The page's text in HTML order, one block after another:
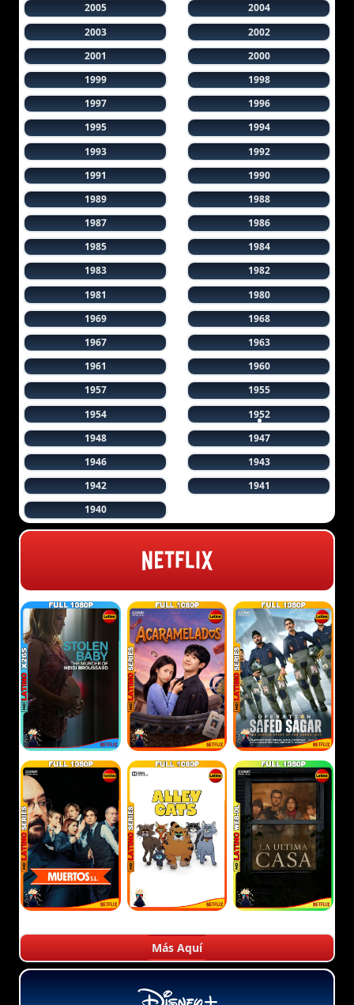
2005
2004
2003
2002
2001
2000
1999
1998
1997
1996
1995
1994
1993
1992
1991
1990
1989
1988
1987
1986
1985
1984
1983
1982
1981
1980
1969
1968
1967
1963
1961
1960
1957
1955
1954
1952
1948
1947
1946
1943
1942
1941
1940
Más Aquí